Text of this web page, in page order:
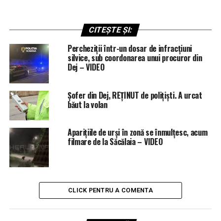
CITEȘTE ȘI:
Percheziții într-un dosar de infracțiuni
silvice, sub coordonarea unui procuror din
Dej – VIDEO
Șofer din Dej, REȚINUT de polițiști. A urcat
băut la volan
Aparițiile de urși în zonă se înmulțesc, acum
filmare de la Săcălaia – VIDEO
CLICK PENTRU A COMENTA